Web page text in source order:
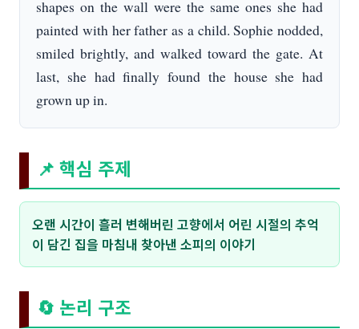
shapes on the wall were the same ones she had
painted with her father as a child. Sophie nodded,
smiled brightly, and walked toward the gate. At
last, she had finally found the house she had
grown up in.
📌 핵심 주제
오랜 시간이 흘러 변해버린 고향에서 어린 시절의 추억
이 담긴 집을 마침내 찾아낸 소피의 이야기
🔄 논리 구조